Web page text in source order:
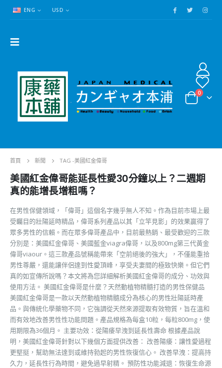
ENG USD
0
首頁 新聞 TAG -美國紅金偉哥
美國紅金偉哥能延長性愛30分鐘以上？二週期
真的能增長增粗嗎？
在男性保健領域，「偉哥」這個名字幾乎無人不知。作為目前市場上最
受矚目的壯陽延時精品，偉哥系列產品以其「立竿見影」的效果贏得了
眾多男性的信賴。而在眾多偉哥產品中，目前最熱銷、最受歡迎的三款
分別是：美國紅金偉哥、美國藍金viagra偉哥，以及800mg第三代黃金
偉哥viaour。這三款產品號稱能帶來「空前絕後的強大」，不僅能重拾
男性尊嚴，還能讓伴侶達到性愛頂峰，享受夫妻間的極致快樂。但它們
真的如宣傳所說嗎？本文將為您詳細解析美國紅金偉哥的成分、功效與
使用方法。 美國紅金偉哥是什麼？天然動植物精髓打造的男性保健品
美國紅金偉哥是一款以天然動植物精髓成分為核心的男性壯陽延時產
品。與傳統化學藥物不同，它強調從天然來源提取有效物質，旨在溫和
而有效地改善男性性功能問題。產品規格為每盒10粒，每粒800mg，使
用期限為36個月。 主要功效：從陽痿早洩到延長性壽命 根據產品說
明，美國紅金偉哥針對以下幾個方面提供改善： 改善陽痿：讓性愛過程
更堅挺，幫助無法達到或維持勃起的男性恢復信心。 改善早洩：提高持
久力，延長性行為時間，避免過早射精。 預防性功能減退：恢復生命源